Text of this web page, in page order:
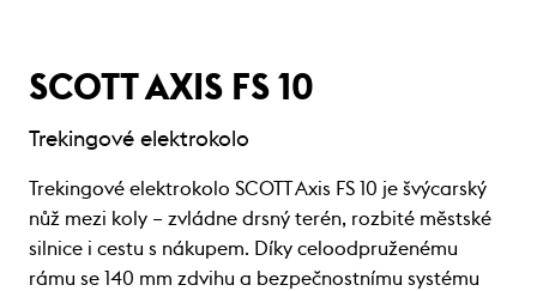
SCOTT AXIS FS 10
Trekingové elektrokolo
Trekingové elektrokolo SCOTT Axis FS 10 je švýcarský
nůž mezi koly – zvládne drsný terén, rozbité městské
silnice i cestu s nákupem. Díky celoodpruženému
rámu se 140 mm zdvihu a bezpečnostnímu systému